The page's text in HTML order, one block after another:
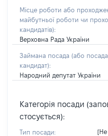
Місце роботи або
майбутньої роботи чи
кандидатів):
Верховна Рада України
Займана посада (або
кандидат):
Народний депутат України
Категорія посади
стосується):
Тип посади: [Не